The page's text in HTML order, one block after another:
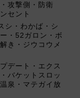
攻撃側・防衛
セント
シ・わかば・シ
・52ガロン・ボ
き・ジウコウメ
デート・エクス
バケットスロッ
泉・マテガイ放